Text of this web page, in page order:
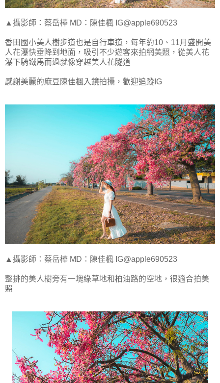
▲攝影師：蔡岳樺 MD：陳佳楓 IG@apple690523
香田國小美人樹步道也是自行車道，每年約10、11月盛開美
人花瀑快垂降到地面，吸引不少遊客來拍網美照，從美人花
瀑下騎鐵馬而過就像穿越美人花隧道
感謝美麗的麻豆陳佳楓入鏡拍攝，歡迎追蹤IG
▲攝影師：蔡岳樺 MD：陳佳楓 IG@apple690523
整排的美人樹旁有一塊綠草地和柏油路的空地，很適合拍美
照